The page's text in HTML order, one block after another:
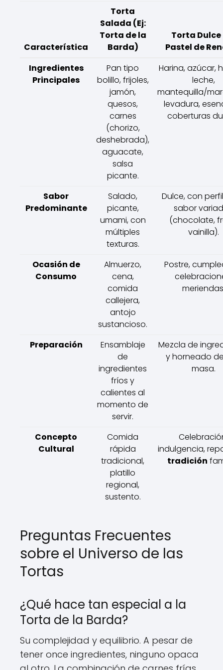
Característica
Torta
Salada (Ej:
Torta de la
Barda)
Torta Dulce
Pastel de
Ingredientes
Principales
Pan tipo
bolillo, frijoles,
jamón,
quesos,
carnes
(chorizo,
deshebrada),
aguacate,
salsa
picante.
Harina, azúcar,
leche,
mantequilla/
levadura,
coberturas
Sabor
Predominante
Salado,
picante,
umami, con
múltiples
texturas.
Dulce, con
sabor
(chocolate,
vainilla).
Ocasión de
Consumo
Almuerzo,
cena,
comida
callejera,
antojo
sustancioso.
Postre,
Preparación
Ensamblaje
de
ingredientes
fríos y
calientes al
momento de
servir.
Mezcla de
y horneado
masa.
Concepto
Cultural
Comida
rápida
tradicional,
platillo
regional,
sustento.
indulgencia,
tradición
Preguntas Frecuentes
sobre el Universo de las
Tortas
¿Qué hace tan especial a la
Torta de la Barda?
Su complejidad y equilibrio. A pesar de
tener once ingredientes, ninguno opaca